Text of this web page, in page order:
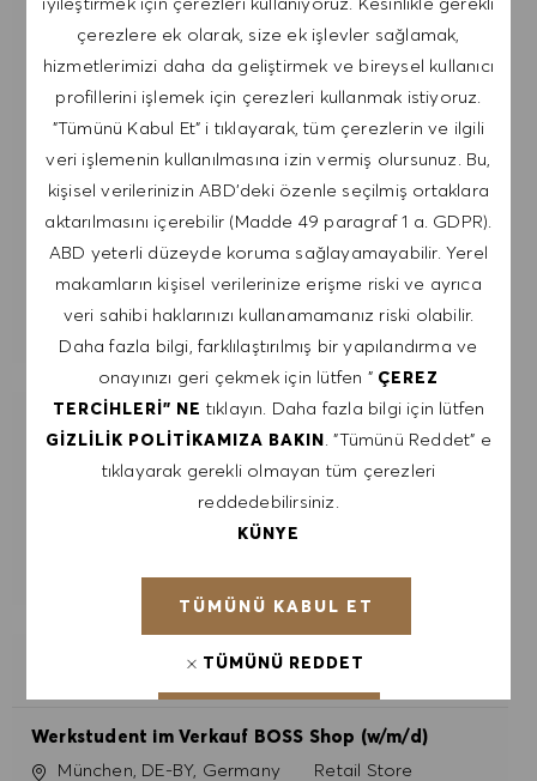
çerezlere ek olarak, size ek işlevler sağlamak,
hizmetlerimizi daha da geliştirmek ve bireysel kullanıcı
profillerini işlemek için çerezleri kullanmak istiyoruz.
"Tümünü Kabul Et" i tıklayarak, tüm çerezlerin ve ilgili
veri işlemenin kullanılmasına izin vermiş olursunuz. Bu,
kişisel verilerinizin ABD'deki özenle seçilmiş ortaklara
aktarılmasını içerebilir (Madde 49 paragraf 1 a. GDPR).
ABD yeterli düzeyde koruma sağlayamayabilir. Yerel
makamların kişisel verilerinize erişme riski ve ayrıca
veri sahibi haklarınızı kullanamamanız riski olabilir.
Daha fazla bilgi, farklılaştırılmış bir yapılandırma ve
onayınızı geri çekmek için lütfen " ÇEREZ
TERCIHLERI" NE tıklayın. Daha fazla bilgi için lütfen
GIZLILIK POLITIKAMIZA BAKIN. "Tümünü Reddet" e
tıklayarak gerekli olmayan tüm çerezleri
reddedebilirsiniz.
KÜNYE
TÜMÜNÜ REDDET
TÜMÜNÜ KABUL ET
postada bulunan bağlantıya tıklayarak,
çıkabileceğimi kabul ediyorum. Kişisel verilerimin
GIZLILIK POLITIKASI'na uygun olarak
işleneceğini kabul ediyorum.
E-posta adresini gir (Gerekli)
GÖNDER
UYARILARI YÖNET
İLGI ALANLARINA GÖRE ÖZEL IŞ
ÖNERILERI AL.
KULLANMAYA BAŞLA
Werkstudent im Verkauf BOSS Shop (w/m/d)
KonumMünchen, DE-BY, Germany Kategori
Retail Store